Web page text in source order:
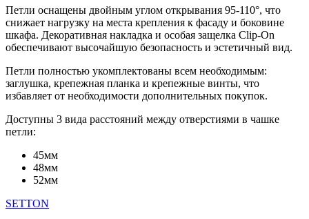
Петли оснащены двойным углом открывания 95-110°, что
снижает нагрузку на места крепления к фасаду и боковине
шкафа. Декоративная накладка и особая защелка Clip-On
обеспечивают высочайшую безопасность и эстетичный вид.
Петли полностью укомплектованы всем необходимым:
заглушка, крепежная планка и крепежные винты, что
избавляет от необходимости дополнительных покупок.
Доступны 3 вида расстояний между отверстиями в чашке
петли:
45мм
48мм
52мм
SETTON